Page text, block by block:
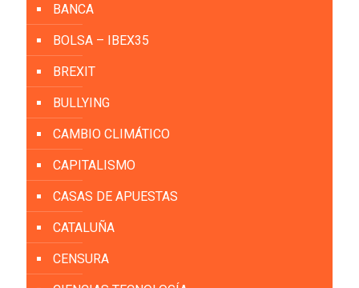
BANCA
BOLSA – IBEX35
BREXIT
BULLYING
CAMBIO CLIMÁTICO
CAPITALISMO
CASAS DE APUESTAS
CATALUÑA
CENSURA